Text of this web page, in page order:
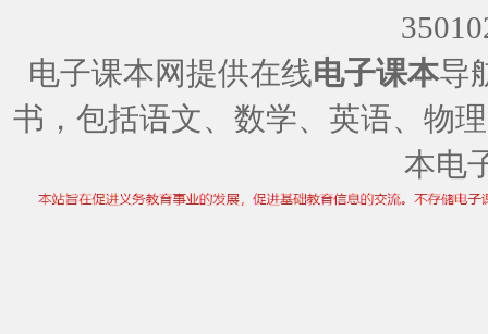
电子课本网提供在线电子课本导
书，包括语文、数学、英语、物
本电